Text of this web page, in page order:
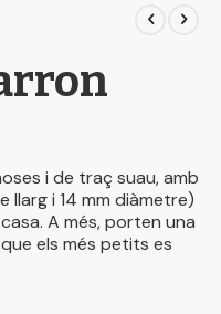
i de traç suau, amb
llarg i 14 mm diàmetre)
A més, porten una
els més petits es